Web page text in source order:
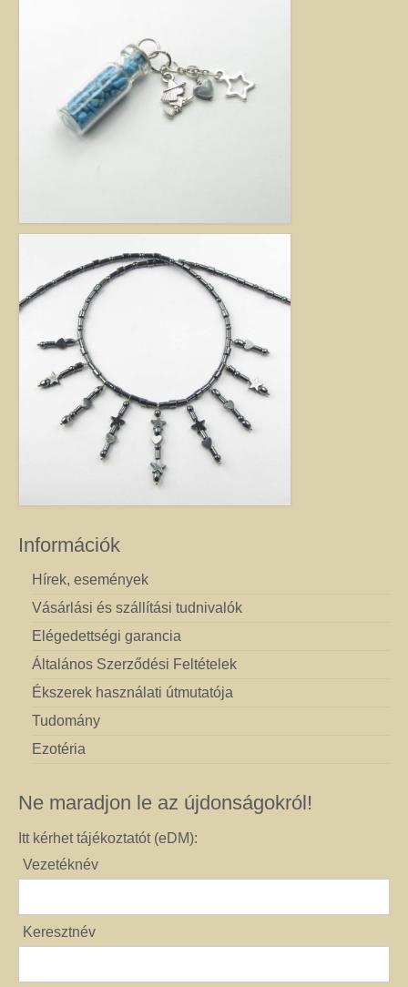
Jó tanácsok babalánchoz
Virág ékszer
A szobai növények, kaktuszok a lakás díszei, de sajnos nem vagy csak ritkán
virágoznak.Biztosan Ön is szép kaspóba vagy díszes tartóba teszi őket, de
ennél többet is tehet értük. A kézműves Virág ékszerekkel színesebbé és
Információk
Hírek, események
Vásárlási és szállítási tudnivalók
Elégedettségi garancia
Általános Szerződési Feltételek
Ékszerek használati útmutatója
Tudomány
Ezotéria
Ne maradjon le az újdonságokról!
Itt kérhet tájékoztatót (eDM):
Vezetéknév
Keresztnév